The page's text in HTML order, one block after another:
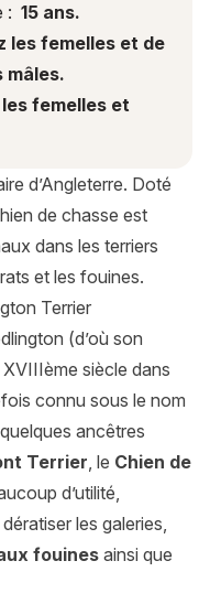
: 15 ans.
les femelles et de
mâles.
femelles et
d’Angleterre. Doté
de chasse est
dans les terriers
et les fouines.
Terrier
(d’où son
siècle dans
connu sous le nom
ancêtres
Terrier, le Chien de
d’utilité,
les galeries,
fouines ainsi que